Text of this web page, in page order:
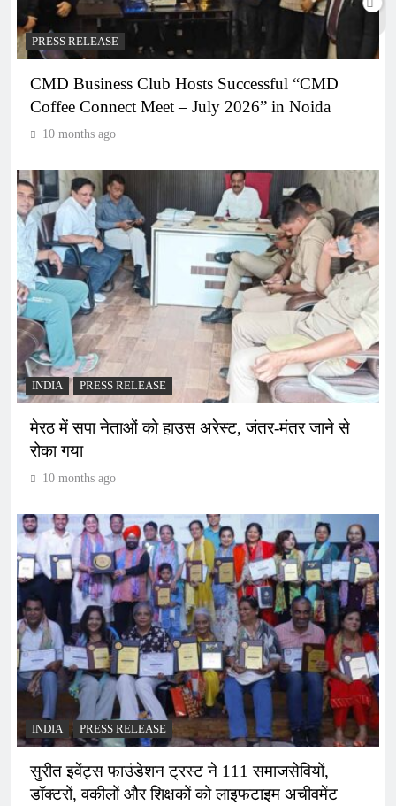
PRESS RELEASE
CMD Business Club Hosts Successful “CMD
Coffee Connect Meet – July 2026” in Noida
10 months ago
INDIA PRESS RELEASE
मेरठ में सपा नेताओं को हाउस अरेस्ट, जंतर-मंतर जाने से
रोका गया
10 months ago
INDIA PRESS RELEASE
सुरीत इवेंट्स फाउंडेशन ट्रस्ट ने 111 समाजसेवियों,
डॉक्टरों, वकीलों और शिक्षकों को लाइफटाइम अचीवमेंट